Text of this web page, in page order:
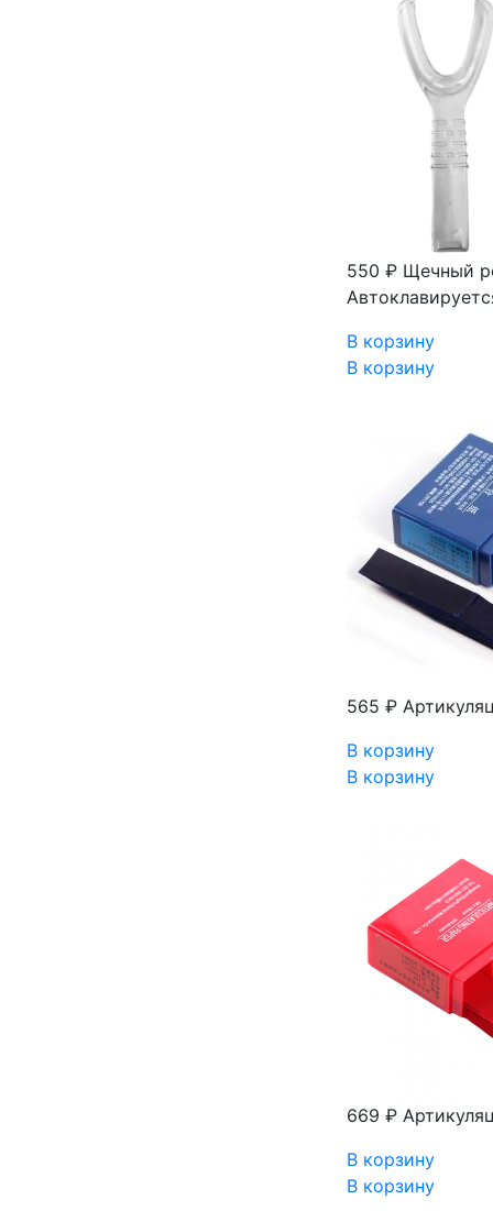
550 ₽ Щечный
В корзину
В корзину
565 ₽
В корзину
В корзину
669 ₽
В корзину
В корзину